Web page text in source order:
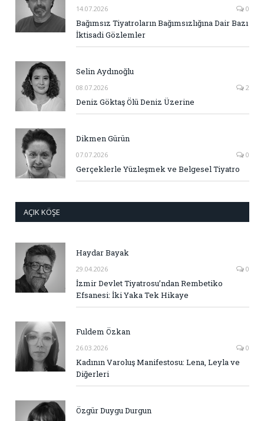
14.07.2026 0
Bağımsız Tiyatroların Bağımsızlığına Dair Bazı
İktisadi Gözlemler
Selin Aydınoğlu
08.07.2026 2
Deniz Göktaş Ölü Deniz Üzerine
Dikmen Gürün
07.07.2026 0
Gerçeklerle Yüzleşmek ve Belgesel Tiyatro
AÇIK KÖŞE
Haydar Bayak
29.04.2026 0
İzmir Devlet Tiyatrosu’ndan Rembetiko
Efsanesi: İki Yaka Tek Hikaye
Fuldem Özkan
26.03.2026 0
Kadının Varoluş Manifestosu: Lena, Leyla ve
Diğerleri
Özgür Duygu Durgun